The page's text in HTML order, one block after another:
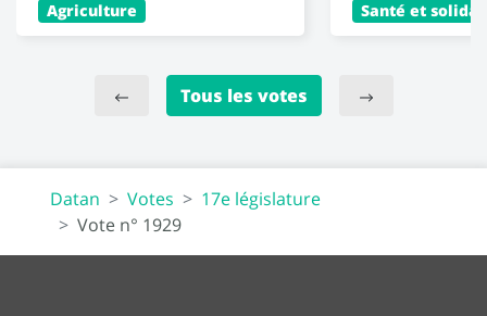
Agriculture Santé et
Tous les votes
Datan Votes
17e législature
Vote n° 1929